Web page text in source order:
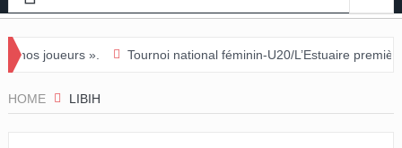
Tournoi national féminin-U20/L’Estuaire première équipe
HOME LIBIH